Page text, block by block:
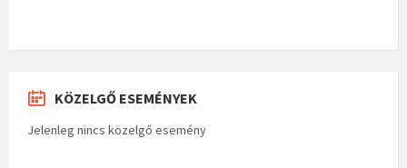
KÖZELGŐ ESEMÉNYEK
Jelenleg nincs közelgő esemény